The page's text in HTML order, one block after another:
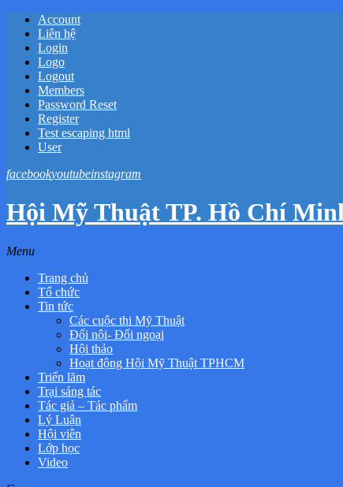
Account
Liên hệ
Login
Logo
Logout
Members
Password Reset
Register
Test escaping html
User
facebookyoutubeinstagram
Hội Mỹ Thuật TP. Hồ Chí
Menu
Trang chủ
Tổ chức
Tin tức
Các cuộc thi Mỹ Thuật
Đối nội- Đối ngoại
Hội thảo
Hoạt động Hội Mỹ Thuật TPHCM
Triển lãm
Trại sáng tác
Tác giả – Tác phẩm
Lý Luận
Hội viên
Lớp học
Video